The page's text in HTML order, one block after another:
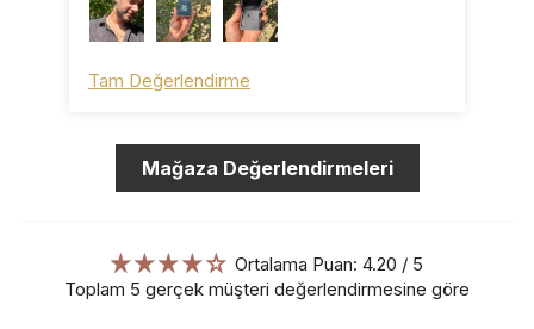
Tam Değerlendirme
Mağaza Değerlendirmeleri
Ortalama Puan: 4.20 / 5
Toplam 5 gerçek müşteri değerlendirmesine göre